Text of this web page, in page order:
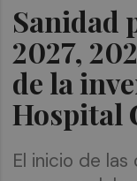
Sanidad
2027,
de la
Hospital
El inicio de